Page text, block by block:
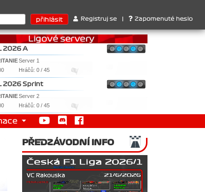
1. Ferrari . 2. Williams , 3. RedBull ..... SprintCup - 1.
Registruj se Zapomenuté heslo
2026 A
Server 1
Hráčů: 0 / 45
2026 Sprint
Server 2
Hráčů: 0 / 45
PŘEDZÁVODNÍ INFO